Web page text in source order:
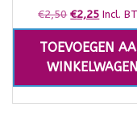
€2,50 €2,25 Incl.
TOEVOEGEN
WINKELWAGEN